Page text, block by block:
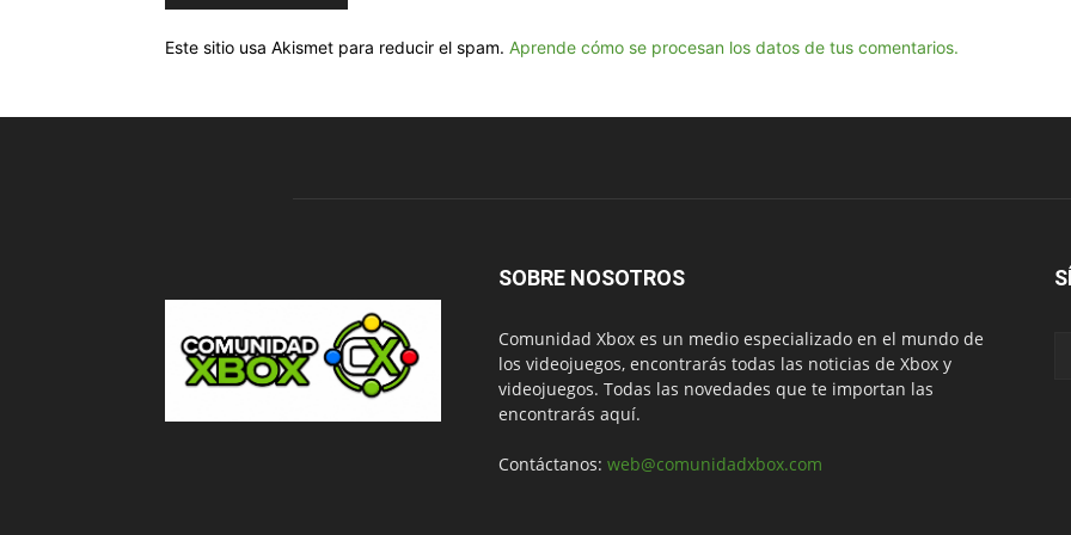
Este sitio usa Akismet para reducir el spam. Aprende cómo se procesan los datos de tus comentarios.
SOBRE NOSOTROS
Comunidad Xbox es un medio especializado en el mundo de
los videojuegos, encontrarás todas las noticias de Xbox y
videojuegos. Todas las novedades que te importan las
encontrarás aquí.
Contáctanos: web@comunidadxbox.com